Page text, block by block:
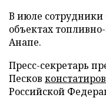
В июле
объектах
Анапе.
Пресс-секретарь
Песков
Российской